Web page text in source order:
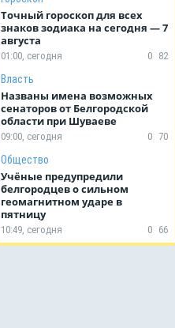
Точный гороскоп для всех
знаков зодиака на сегодня — 7
августа
01:00, сегодня 0 82
Власть
Названы имена возможных
сенаторов от Белгородской
области при Шуваеве
09:00, сегодня 0 70
Общество
Учёные предупредили
белгородцев о сильном
геомагнитном ударе в
пятницу
10:49, сегодня 0 66